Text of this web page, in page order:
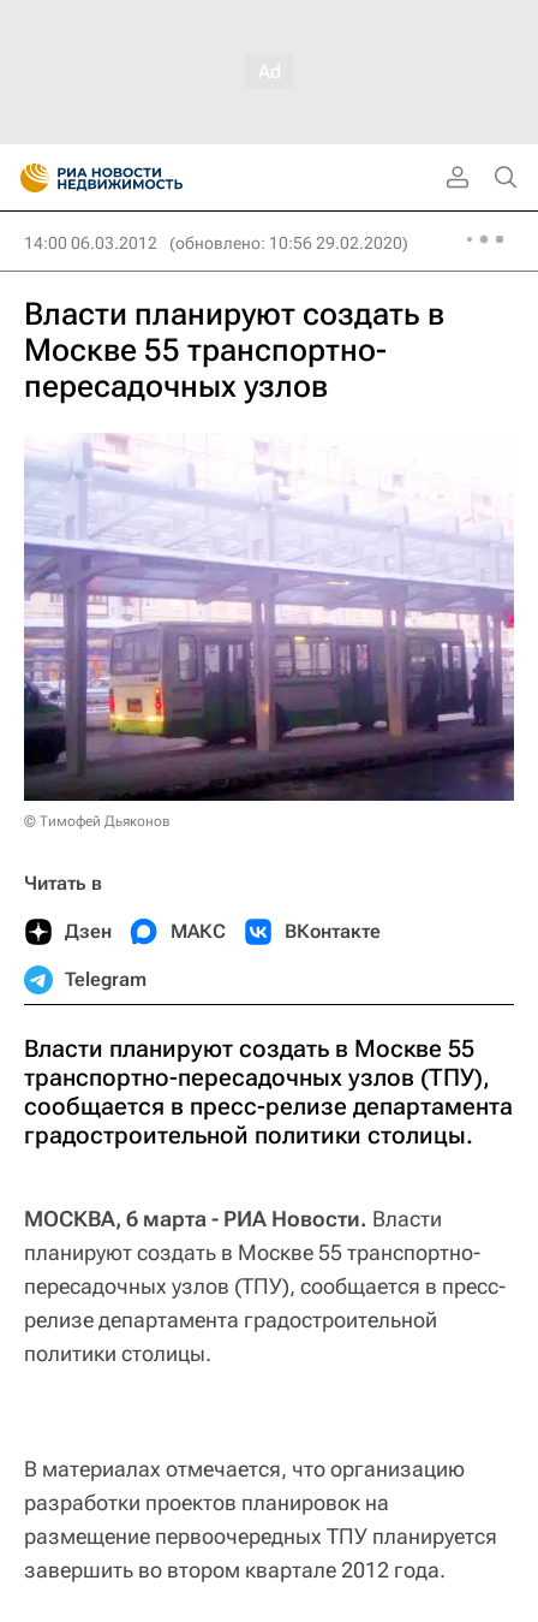
14:00 06.03.2012 (обновлено: 10:56 29.02.2020)
Власти планируют создать в
Москве 55 транспортно-
пересадочных узлов
© Тимофей Дьяконов
Читать в
Дзен МАКС ВКонтакте
Telegram
Власти планируют создать в Москве 55
транспортно-пересадочных узлов (ТПУ),
сообщается в пресс-релизе департамента
градостроительной политики столицы.
МОСКВА, 6 марта - РИА Новости. Власти
планируют создать в Москве 55 транспортно-
пересадочных узлов (ТПУ), сообщается в пресс-
релизе департамента градостроительной
политики столицы.
В материалах отмечается, что организацию
разработки проектов планировок на
размещение первоочередных ТПУ планируется
завершить во втором квартале 2012 года.